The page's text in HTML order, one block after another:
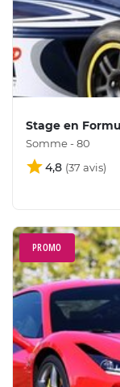
Stage en
Somme - 80
4,8
PROMO